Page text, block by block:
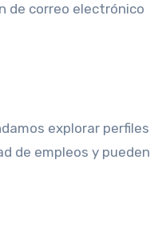
de correo electrónico
explorar perfiles
de empleos y pueden